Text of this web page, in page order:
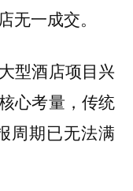
无一成交。
型酒店项目兴
心考量，传统
周期已无法满